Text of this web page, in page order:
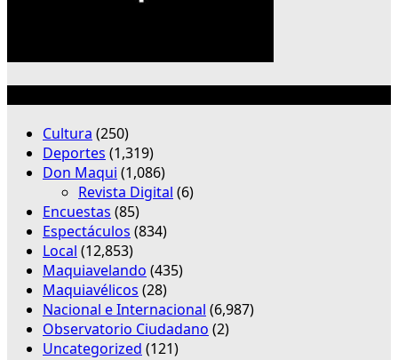
Cultura (250)
Deportes (1,319)
Don Maqui (1,086)
Revista Digital (6)
Encuestas (85)
Espectáculos (834)
Local (12,853)
Maquiavelando (435)
Maquiavélicos (28)
Nacional e Internacional (6,987)
Observatorio Ciudadano (2)
Uncategorized (121)